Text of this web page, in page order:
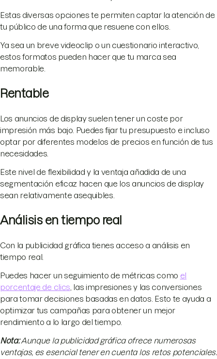
Estas diversas opciones te permiten captar la atención de
tu público de una forma que resuene con ellos.
Ya sea un breve videoclip o un cuestionario interactivo,
estos formatos pueden hacer que tu marca sea
memorable.
Rentable
Los anuncios de display suelen tener un coste por
impresión más bajo. Puedes fijar tu presupuesto e incluso
optar por diferentes modelos de precios en función de tus
necesidades.
Este nivel de flexibilidad y la ventaja añadida de una
segmentación eficaz hacen que los anuncios de display
sean relativamente asequibles.
Análisis en tiempo real
Con la publicidad gráfica tienes acceso a análisis en
tiempo real.
Puedes hacer un seguimiento de métricas como el
porcentaje de clics , las impresiones y las conversiones
para tomar decisiones basadas en datos. Esto te ayuda a
optimizar tus campañas para obtener un mejor
rendimiento a lo largo del tiempo.
Nota:Aunque la publicidad gráfica ofrece numerosas
ventajas, es esencial tener en cuenta los retos potenciales.